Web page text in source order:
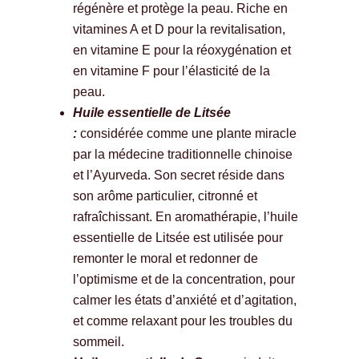
régénère et protège la peau. Riche en
vitamines A et D pour la revitalisation,
en vitamine E pour la réoxygénation et
en vitamine F pour l’élasticité de la
peau.
Huile essentielle de Litsée
:considérée comme une plante miracle
par la médecine traditionnelle chinoise
et l’Ayurveda. Son secret réside dans
son arôme particulier, citronné et
rafraîchissant. En aromathérapie, l’huile
essentielle de Litsée est utilisée pour
remonter le moral et redonner de
l’optimisme et de la concentration, pour
calmer les états d’anxiété et d’agitation,
et comme relaxant pour les troubles du
sommeil.